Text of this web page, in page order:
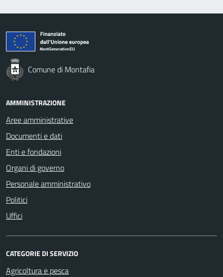
Comune di Montafia
AMMINISTRAZIONE
Aree amministrative
Documenti e dati
Enti e fondazioni
Organi di governo
Personale amministrativo
Politici
Uffici
CATEGORIE DI SERVIZIO
Agricoltura e pesca